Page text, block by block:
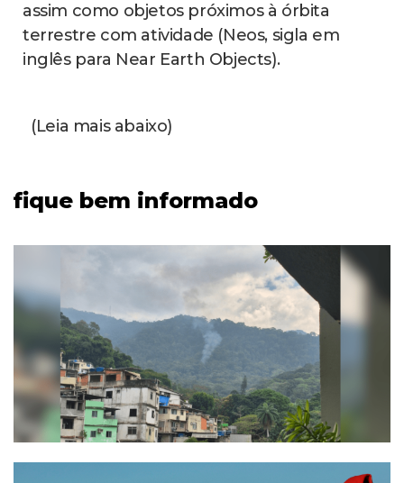
assim como objetos próximos à órbita
terrestre com atividade (Neos, sigla em
inglês para Near Earth Objects).
(Leia mais abaixo)
fique bem informado